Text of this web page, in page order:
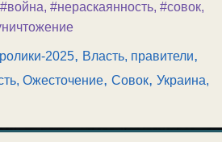
#война, #нераскаянность, #совок,
2025, Власть, правители,
Ожесточение, Совок, Украина,